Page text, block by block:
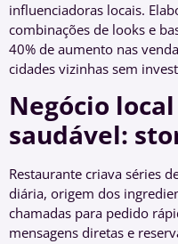
influenciadoras locais.
combinações de looks e
40% de aumento nas
cidades vizinhas sem
Negócio
saudável:
Restaurante criava séries
diária, origem dos
chamadas para pedido
mensagens diretas e